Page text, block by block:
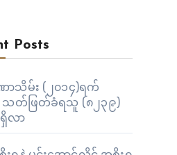
Posts
ာသိမ်း (၂၀၁၄)ရက်
သတ်ဖြတ်ခံရသူ (၈၂၃၉)
လာ